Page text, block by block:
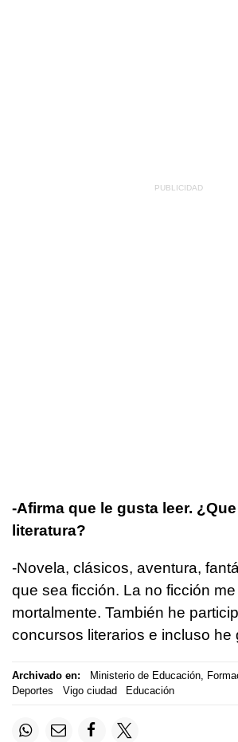
-Afirma que le gusta leer.
literatura?
-Novela, clásicos, aventura,
que sea ficción. La no ficción
mortalmente. También he
concursos literarios e incluso he
Archivado en:
Ministerio de Educación,
Deportes
Vigo ciudad Educación